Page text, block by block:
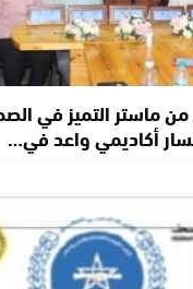
ماستر التميز في
أكاديمي واعد في…